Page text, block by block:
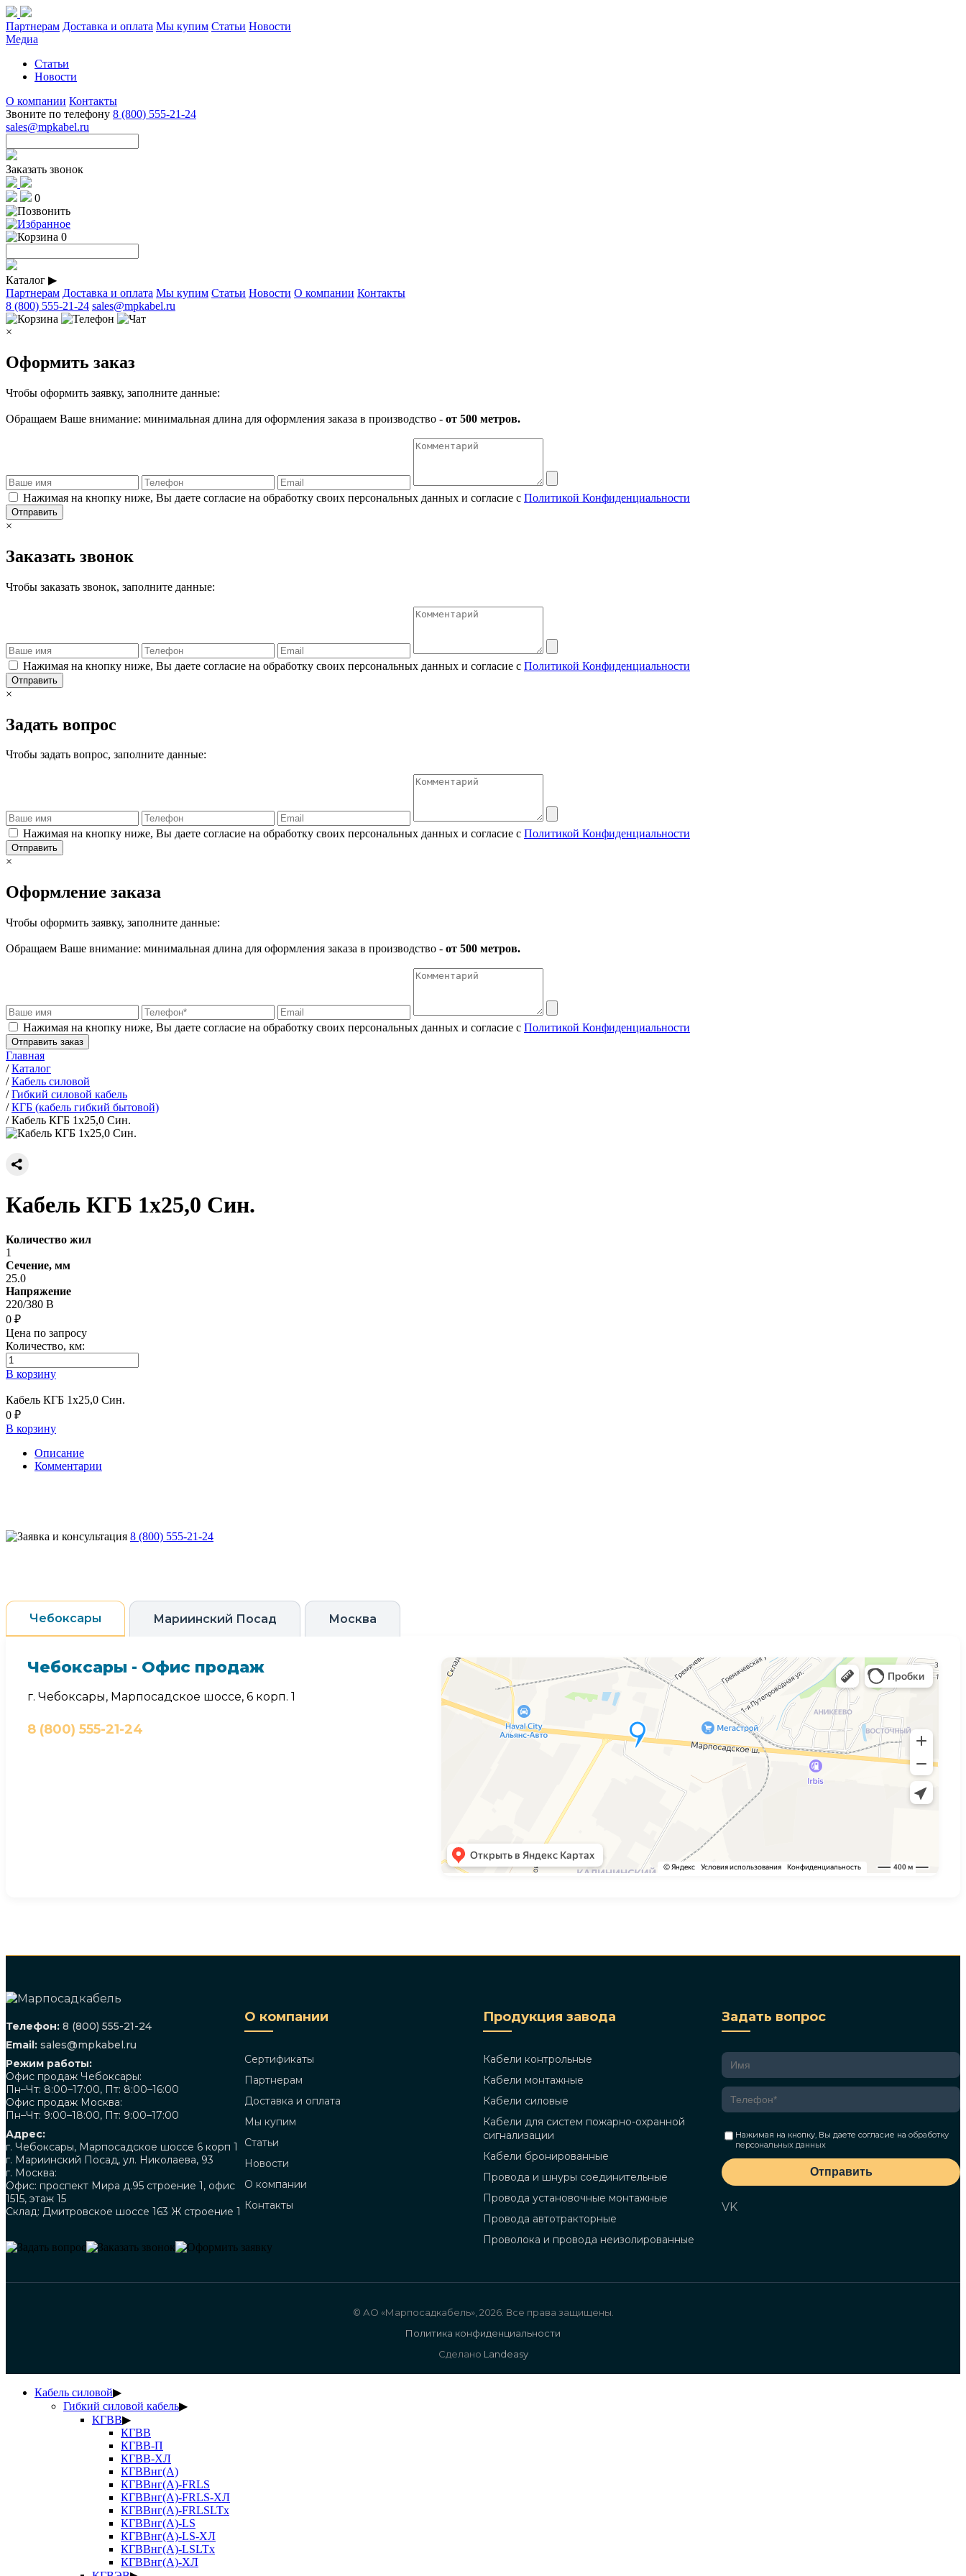
Партнерам Доставка и оплата Мы купим Статьи Новости
Медиа
Статьи
Новости
О компании Контакты
Звоните по телефону 8 (800) 555-21-24
sales@mpkabel.ru
Заказать звонок
0
0
Каталог ▶
Партнерам Доставка и оплата Мы купим Статьи Новости О компании Контакты
8 (800) 555-21-24 sales@mpkabel.ru
×
Оформить заказ
Чтобы оформить заявку, заполните данные:
Обращаем Ваше внимание: минимальная длина для оформления заказа в производство - от 500 метров.
Нажимая на кнопку ниже, Вы даете согласие на обработку своих персональных данных и согласие с Политикой Конфиденциальности
Отправить
×
Заказать звонок
Чтобы заказать звонок, заполните данные:
Нажимая на кнопку ниже, Вы даете согласие на обработку своих персональных данных и согласие с Политикой Конфиденциальности
Отправить
×
Задать вопрос
Чтобы задать вопрос, заполните данные:
Нажимая на кнопку ниже, Вы даете согласие на обработку своих персональных данных и согласие с Политикой Конфиденциальности
Отправить
×
Оформление заказа
Чтобы оформить заявку, заполните данные:
Обращаем Ваше внимание: минимальная длина для оформления заказа в производство - от 500 метров.
Нажимая на кнопку ниже, Вы даете согласие на обработку своих персональных данных и согласие с Политикой Конфиденциальности
Отправить заказ
Главная
/Каталог
/Кабель силовой
/Гибкий силовой кабель
/КГБ (кабель гибкий бытовой)
/Кабель КГБ 1х25,0 Син.
Кабель КГБ 1х25,0 Син.
Количество жил
1
Сечение, мм
25.0
Напряжение
220/380 В
0 ₽
Цена по запросу
Количество, км:
В корзину
Кабель КГБ 1х25,0 Син.
0 ₽
В корзину
Описание
Комментарии
8 (800) 555-21-24
Чебоксары Мариинский Посад Москва
Чебоксары - Офис продаж
г. Чебоксары, Марпосадское шоссе, 6 корп. 1
8 (800) 555-21-24
Телефон: 8 (800) 555-21-24
Email: sales@mpkabel.ru
Режим работы:
Офис продаж Чебоксары:
Пн–Чт: 8:00–17:00, Пт: 8:00–16:00
Офис продаж Москва:
Пн–Чт: 9:00–18:00, Пт: 9:00–17:00
Адрес:
г. Чебоксары, Марпосадское шоссе 6 корп 1
г. Мариинский Посад, ул. Николаева, 93
г. Москва:
Офис: проспект Мира д.95 строение 1, офис
1515, этаж 15
Склад: Дмитровское шоссе 163 Ж строение 1
О компании
Сертификаты
Партнерам
Доставка и оплата
Мы купим
Статьи
Новости
О компании
Контакты
Продукция завода
Кабели контрольные
Кабели монтажные
Кабели силовые
Кабели для систем пожарно-охранной
сигнализации
Кабели бронированные
Провода и шнуры соединительные
Провода установочные монтажные
Провода автотракторные
Проволока и провода неизолированные
Задать вопрос
Нажимая на кнопку, Вы даете согласие на обработку
персональных данных
Отправить
VK
© АО «Марпосадкабель», 2026. Все права защищены.
Политика конфиденциальности
Сделано Landeasy
Кабель силовой▶
Гибкий силовой кабель▶
КГВВ▶
КГВВ
КГВВ-П
КГВВ-ХЛ
КГВВнг(А)
КГВВнг(А)-FRLS
КГВВнг(А)-FRLS-ХЛ
КГВВнг(А)-FRLSLTx
КГВВнг(А)-LS
КГВВнг(А)-LS-ХЛ
КГВВнг(А)-LSLTx
КГВВнг(А)-ХЛ